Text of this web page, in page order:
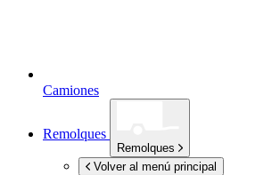
Camiones
Remolques
Remolques
Volver al menú principal